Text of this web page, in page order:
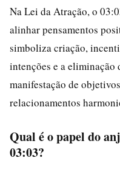
Na Lei da Atração, o
alinhar pensamentos
simboliza criação,
intenções e a eliminação
manifestação de
relacionamentos
Qual é o papel do
03:03?